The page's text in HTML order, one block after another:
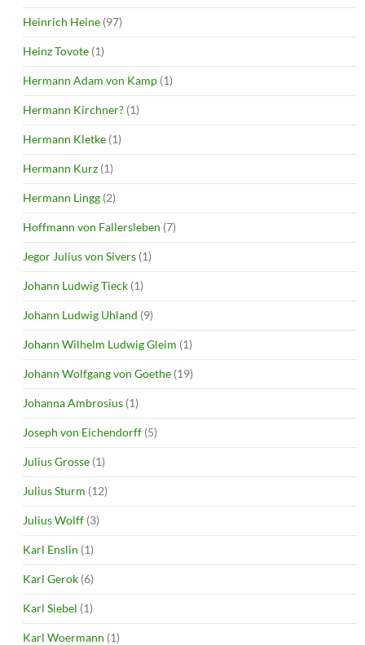
Heinrich Heine (97)
Heinz Tovote (1)
Hermann Adam von Kamp (1)
Hermann Kirchner? (1)
Hermann Kletke (1)
Hermann Kurz (1)
Hermann Lingg (2)
Hoffmann von Fallersleben (7)
Jegor Julius von Sivers (1)
Johann Ludwig Tieck (1)
Johann Ludwig Uhland (9)
Johann Wilhelm Ludwig Gleim (1)
Johann Wolfgang von Goethe (19)
Johanna Ambrosius (1)
Joseph von Eichendorff (5)
Julius Grosse (1)
Julius Sturm (12)
Julius Wolff (3)
Karl Enslin (1)
Karl Gerok (6)
Karl Siebel (1)
Karl Woermann (1)